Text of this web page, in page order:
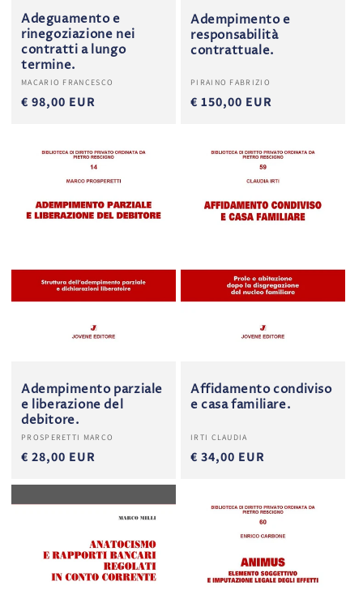
Adeguamento e
rinegoziazione nei
contratti a lungo
termine.
Produttore:
MACARIO FRANCESCO
€ 98,00 EUR
Adempimento e
responsabilità
contrattuale.
Produttore:
PIRAINO FABRIZIO
€ 150,00 EUR
Adempimento parziale
e liberazione del
debitore.
Produttore:
PROSPERETTI MARCO
€ 28,00 EUR
Affidamento condiviso
e casa familiare.
Produttore:
IRTI CLAUDIA
€ 34,00 EUR